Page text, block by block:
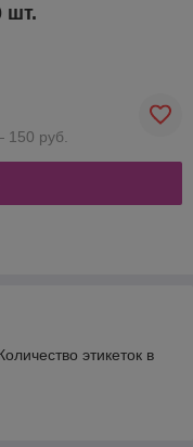
шт.
руб.
этикеток в